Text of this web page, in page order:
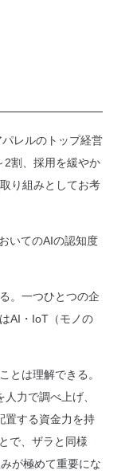
レルのトップ経営
2割、採用を緩やか
り組みとしてお考
いてのAIの認知度
。一つひとつの企
AI・IoT（モノの
とは理解できる。
力で調べ上げ、
置する資金力を持
で、ザラと同様
が極めて重要にな